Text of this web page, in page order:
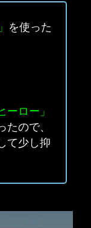
を使った
ーロー」
ので、
て少し抑